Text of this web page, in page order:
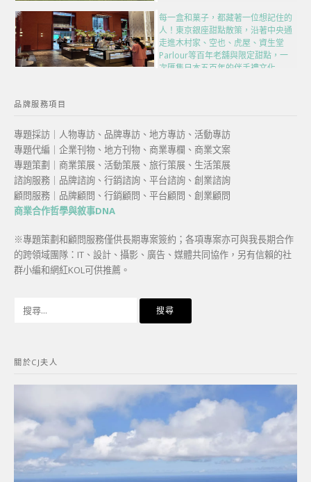
每一盒和菓子，都藏著一位想記住的
人！東京銀座甜點散策，沿著中央通
走進木村家、空也、虎屋、資生堂
Parlour等百年老舖與限定甜點，一
次匯集日本五百年的伴手禮文化
品牌服務項目
專題採訪｜人物專訪、品牌專訪、地方專訪、活動專訪
專題代編｜企業刊物、地方刊物、商業專欄、商業文案
專題策劃｜商業策展、活動策展、旅行策展、生活策展
諮詢服務｜品牌諮詢、行銷諮詢、平台諮詢、創業諮詢
顧問服務｜品牌顧問、行銷顧問、平台顧問、創業顧問
商業合作哲學與敘事DNA
※專題策劃和顧問服務僅供長期專案簽約；各項專案亦可與我長期合作
的跨領域團隊：IT、設計、攝影、廣告、媒體共同協作，另有信賴的社
群小編和網紅KOL可供推薦。
字:
關於CJ夫人